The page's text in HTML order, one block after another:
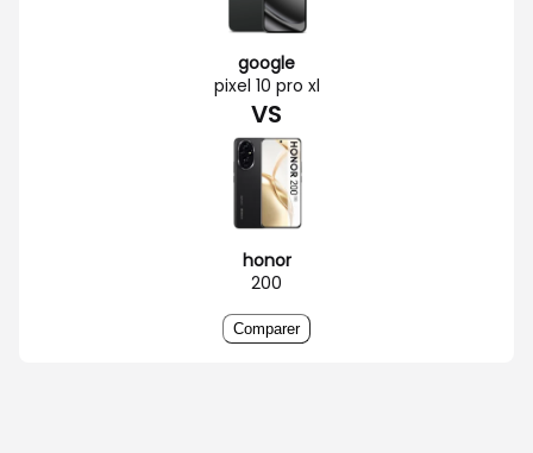
google
pixel 10 pro xl
VS
honor
200
Comparer